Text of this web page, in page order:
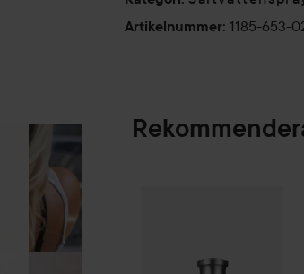
Artikelnummer: 1185-653-